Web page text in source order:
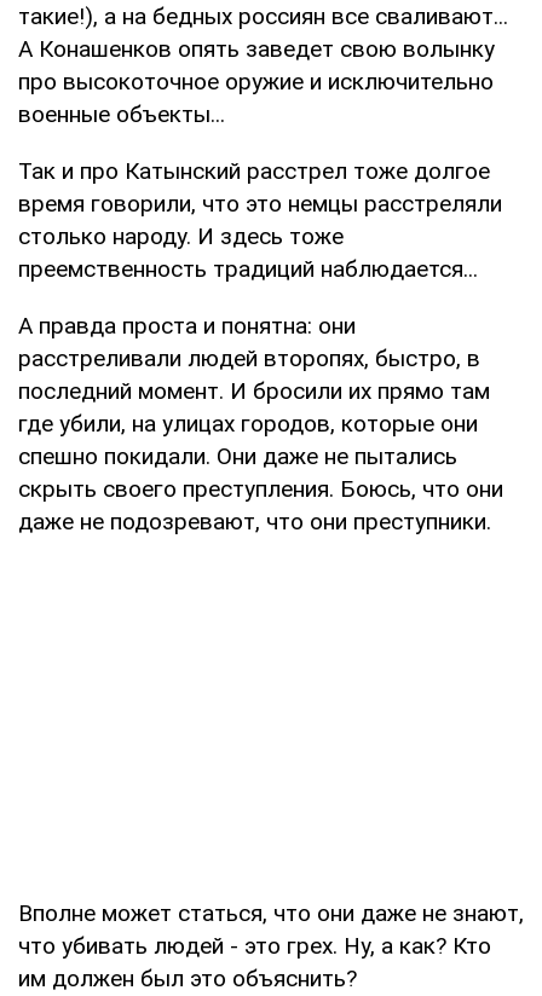
такие!), а на бедных россиян все сваливают...
А Конашенков опять заведет свою волынку
про высокоточное оружие и исключительно
военные объекты...
Так и про Катынский расстрел тоже долгое
время говорили, что это немцы расстреляли
столько народу. И здесь тоже
преемственность традиций наблюдается...
А правда проста и понятна: они
расстреливали людей второпях, быстро, в
последний момент. И бросили их прямо там
где убили, на улицах городов, которые они
спешно покидали. Они даже не пытались
скрыть своего преступления. Боюсь, что они
даже не подозревают, что они преступники.
Вполне может статься, что они даже не знают,
что убивать людей - это грех. Ну, а как? Кто
им должен был это объяснить?